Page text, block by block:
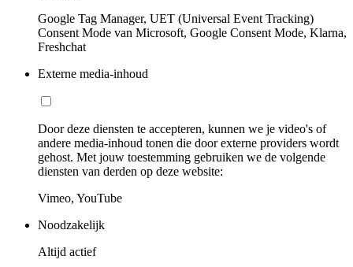
Google Tag Manager, UET (Universal Event Tracking)
Consent Mode van Microsoft, Google Consent Mode, Klarna,
Freshchat
Externe media-inhoud
Door deze diensten te accepteren, kunnen we je video's of
andere media-inhoud tonen die door externe providers wordt
gehost. Met jouw toestemming gebruiken we de volgende
diensten van derden op deze website:
Vimeo, YouTube
Noodzakelijk
Altijd actief